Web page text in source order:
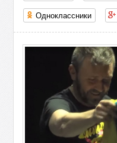
Одноклассники